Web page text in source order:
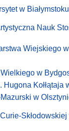
w Białymstoku
Nauk
Wiejskiego
w
Kołłątaja
w